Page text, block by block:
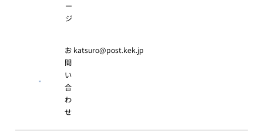
ー
ジ
お
問
い
合
わ
せ
katsuro@post.kek.jp